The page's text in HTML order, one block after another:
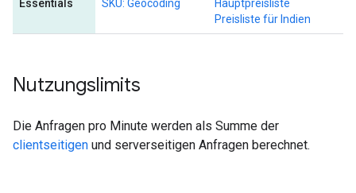
Essentials SKU: Geocoding
Hauptpreisliste
Preisliste für Indien
Nutzungslimits
Die Anfragen pro Minute werden als Summe der
clientseitigen und serverseitigen Anfragen berechnet.